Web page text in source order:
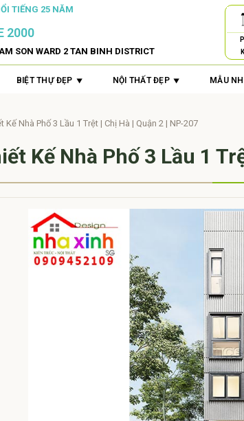
TIẾNG 25 NĂM
2000
SON WARD 2 TAN BINH DISTRICT
BIỆT THỰ ĐẸP NỘI THẤT ĐẸP MẪU
Kế Nhà Phố 3 Lầu 1 Trệt | Chị Hà | Quận 2 | NP-207
Kế Nhà Phố 3 Lầu 1